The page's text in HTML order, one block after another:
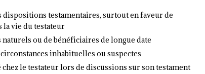
dispositions testamentaires, surtout en faveur de
la vie du testateur
ou de bénéficiaires de longue date
inhabituelles ou suspectes
chez le testateur lors de discussions sur son testament